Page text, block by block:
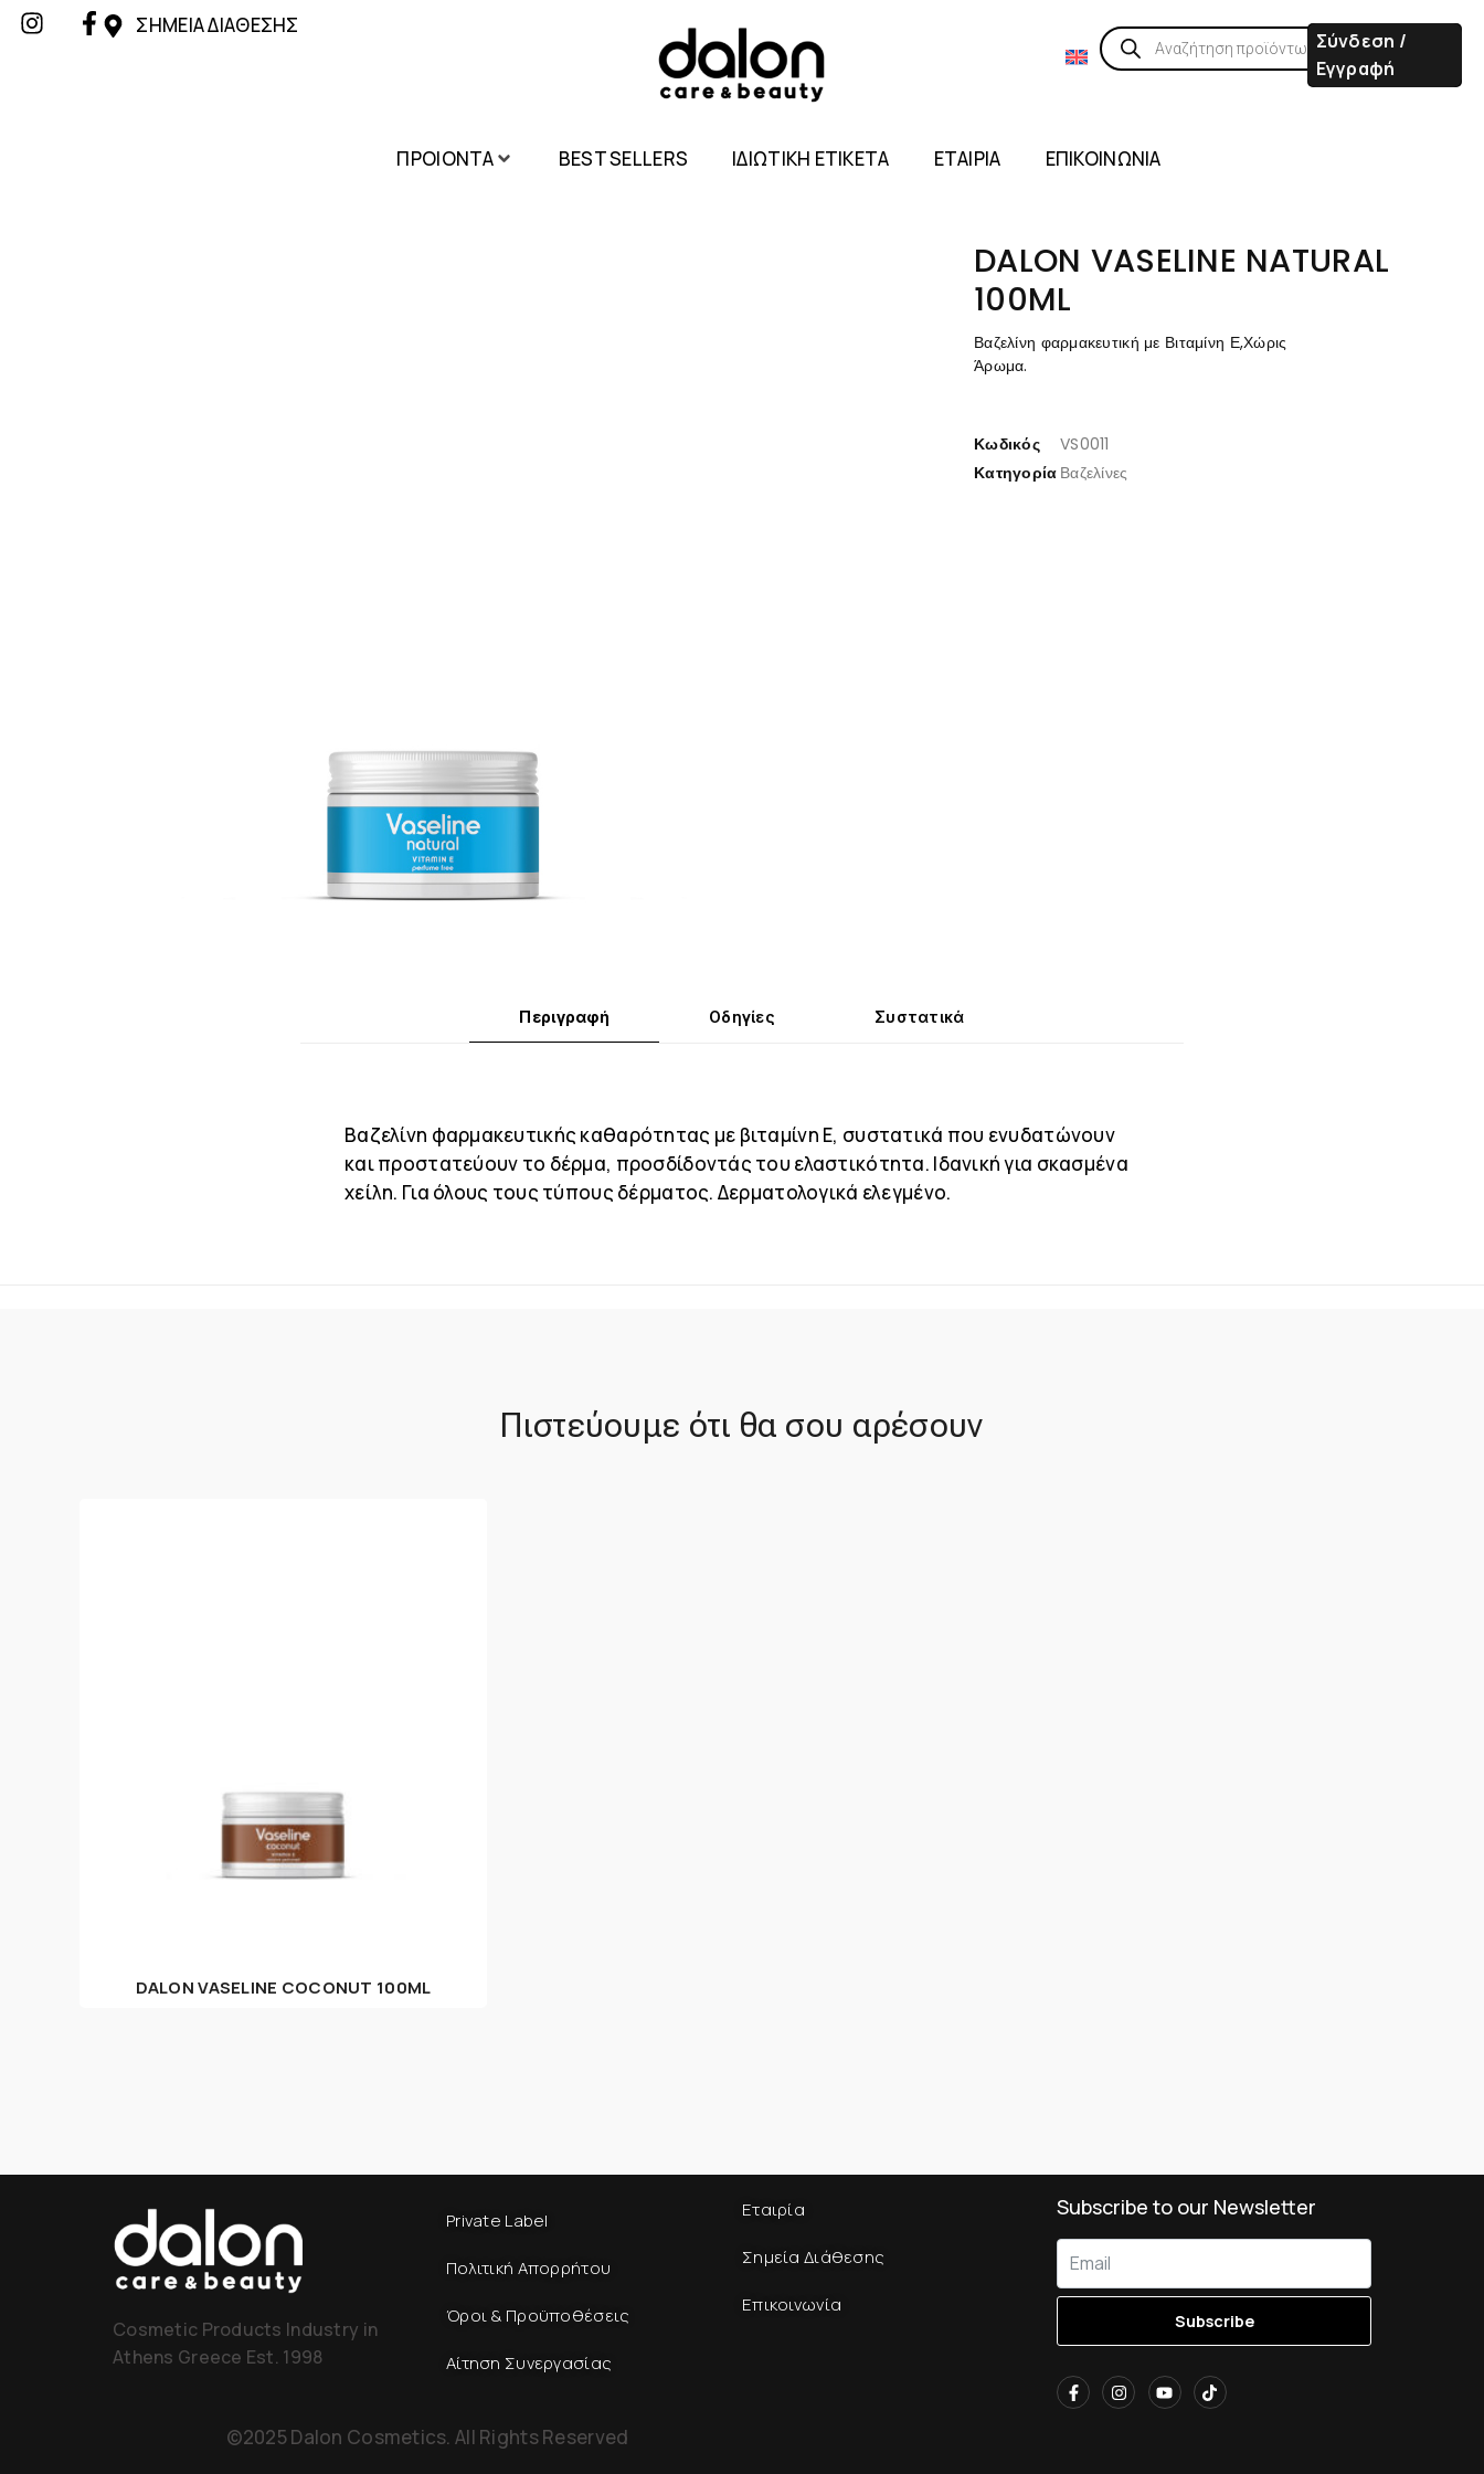
ΣΗΜΕΙΑ ΔΙΑΘΕΣΗΣ
Σύνδεση /
Εγγραφή
ΠΡΟΙΟΝΤΑ BEST SELLERS ΙΔΙΩΤΙΚΗ ΕΤΙΚΕΤΑ ΕΤΑΙΡΙΑ ΕΠΙΚΟΙΝΩΝΙΑ
DALON VASELINE NATURAL
100ML
Βαζελίνη φαρμακευτική με Βιταμίνη Ε,Χώρις
Άρωμα.
Κωδικός
VS0011
Κατηγορία Βαζελίνες
Περιγραφή Οδηγίες Συστατικά
Bαζελίνη φαρμακευτικής καθαρότητας με βιταμίνη Ε, συστατικά που ενυδατώνουν
και προστατεύουν το δέρμα, προσδίδοντάς του ελαστικότητα. Ιδανική για σκασμένα
χείλη. Για όλους τους τύπους δέρματος. Δερματολογικά ελεγμένο.
Πιστεύουμε ότι θα σου αρέσουν
DALON VASELINE COCONUT 100ML
Cosmetic Products Industry in
Athens Greece Est. 1998
Private Label
Πολιτική Απορρήτου
Όροι & Προϋποθέσεις
Αίτηση Συνεργασίας
Εταιρία
Σημεία Διάθεσης
Επικοινωνία
Subscribe to our Newsletter
Subscribe
©2025 Dalon Cosmetics. All Rights Reserved